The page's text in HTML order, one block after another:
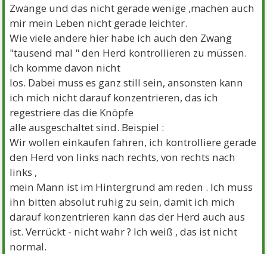
Zwänge und das nicht gerade wenige ,machen auch
mir mein Leben nicht gerade leichter.
Wie viele andere hier habe ich auch den Zwang
"tausend mal " den Herd kontrollieren zu müssen.
Ich komme davon nicht
los. Dabei muss es ganz still sein, ansonsten kann
ich mich nicht darauf konzentrieren, das ich
regestriere das die Knöpfe
alle ausgeschaltet sind. Beispiel :
Wir wollen einkaufen fahren, ich kontrolliere gerade
den Herd von links nach rechts, von rechts nach
links ,
mein Mann ist im Hintergrund am reden . Ich muss
ihn bitten absolut ruhig zu sein, damit ich mich
darauf konzentrieren kann das der Herd auch aus
ist. Verrückt - nicht wahr ? Ich weiß , das ist nicht
normal.